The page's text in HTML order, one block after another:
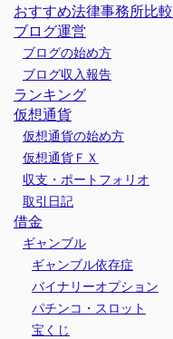
おすすめ法律事務所比較
ブログ運営
ブログの始め方
ブログ収入報告
ランキング
仮想通貨
仮想通貨の始め方
仮想通貨ＦＸ
収支・ポートフォリオ
取引日記
借金
ギャンブル
ギャンブル依存症
バイナリーオプション
パチンコ・スロット
宝くじ